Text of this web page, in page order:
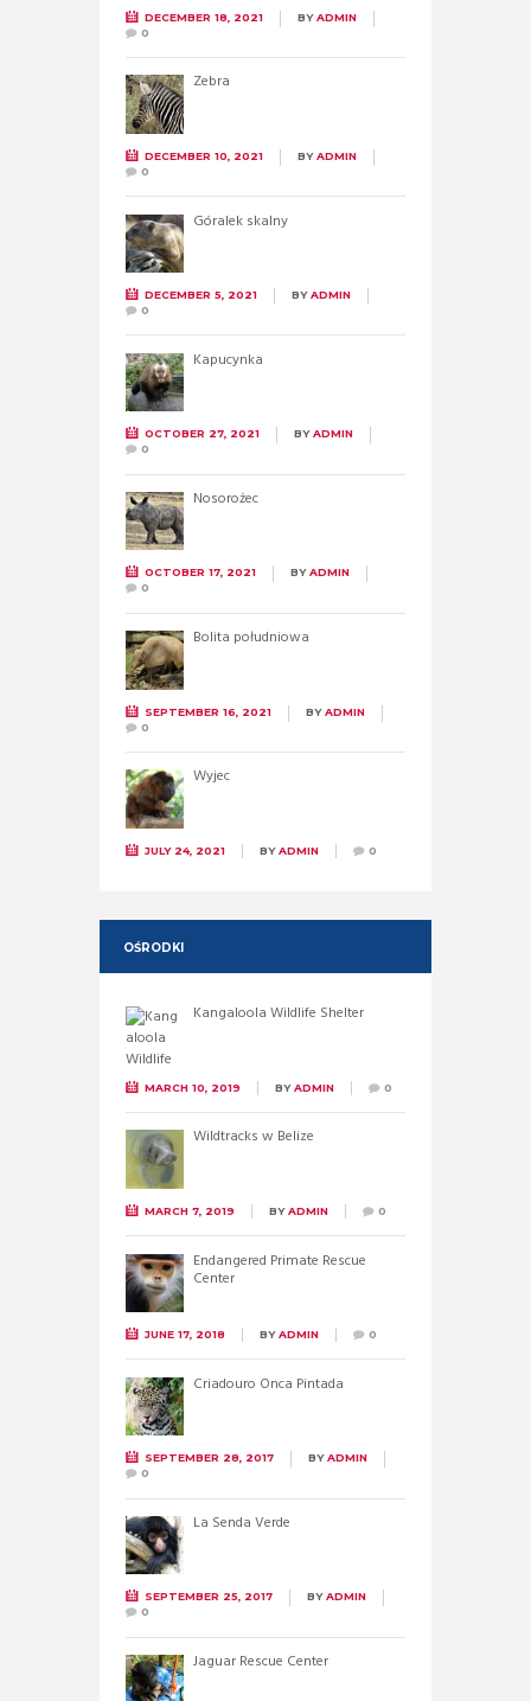
DECEMBER 18, 2021 BYADMIN
0
Zebra
DECEMBER 10, 2021 BYADMIN
0
Góralek skalny
DECEMBER 5, 2021 BYADMIN
0
Kapucynka
OCTOBER 27, 2021 BYADMIN
0
Nosorożec
OCTOBER 17, 2021 BYADMIN
0
Bolita południowa
SEPTEMBER 16, 2021 BYADMIN
0
Wyjec
JULY 24, 2021 BYADMIN 0
OŚRODKI
Kangaloola Wildlife Shelter
MARCH 10, 2019 BYADMIN 0
Wildtracks w Belize
MARCH 7, 2019 BYADMIN 0
Endangered Primate Rescue
Center
JUNE 17, 2018 BYADMIN 0
Criadouro Onca Pintada
SEPTEMBER 28, 2017 BYADMIN
0
La Senda Verde
SEPTEMBER 25, 2017 BYADMIN
0
Jaguar Rescue Center